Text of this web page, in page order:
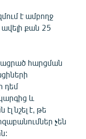
է ամբողջ
քան 25
հարցման
դեմ
և
նշել է, թե
չեն